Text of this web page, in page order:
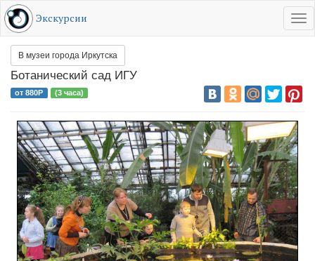
RU
EN
Экскурсии
В музеи города Иркутска
Ботанический сад ИГУ
от 880Р (3 часа)